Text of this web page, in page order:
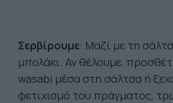
Σερβίρουμε: Μαζί με τη
μπολάκι. Αν θέλουμε,
wasabi μέσα στη σάλτσα ή
φετιχισμό του πράγματος,